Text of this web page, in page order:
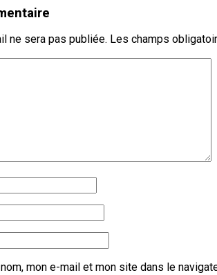
ne sera pas publiée. Les champs
mon e-mail et mon site dans le